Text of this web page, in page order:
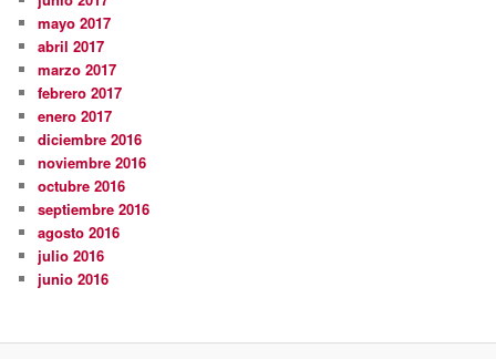
mayo 2017
abril 2017
marzo 2017
febrero 2017
enero 2017
diciembre 2016
noviembre 2016
octubre 2016
septiembre 2016
agosto 2016
julio 2016
junio 2016